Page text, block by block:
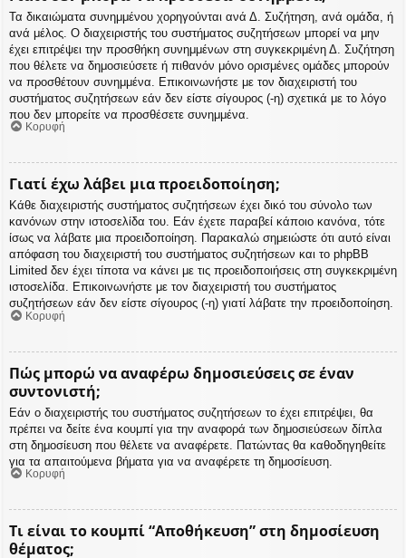
Τα δικαιώματα συνημμένου χορηγούνται ανά Δ. Συζήτηση, ανά ομάδα, ή
ανά μέλος. Ο διαχειριστής του συστήματος συζητήσεων μπορεί να μην
έχει επιτρέψει την προσθήκη συνημμένων στη συγκεκριμένη Δ. Συζήτηση
που θέλετε να δημοσιεύσετε ή πιθανόν μόνο ορισμένες ομάδες μπορούν
να προσθέτουν συνημμένα. Επικοινωνήστε με τον διαχειριστή του
συστήματος συζητήσεων εάν δεν είστε σίγουρος (-η) σχετικά με το λόγο
που δεν μπορείτε να προσθέσετε συνημμένα.
Κορυφή
Γιατί έχω λάβει μια προειδοποίηση;
Κάθε διαχειριστής συστήματος συζητήσεων έχει δικό του σύνολο των
κανόνων στην ιστοσελίδα του. Εάν έχετε παραβεί κάποιο κανόνα, τότε
ίσως να λάβατε μια προειδοποίηση. Παρακαλώ σημειώστε ότι αυτό είναι
απόφαση του διαχειριστή του συστήματος συζητήσεων και το phpBB
Limited δεν έχει τίποτα να κάνει με τις προειδοποιήσεις στη συγκεκριμένη
ιστοσελίδα. Επικοινωνήστε με τον διαχειριστή του συστήματος
συζητήσεων εάν δεν είστε σίγουρος (-η) γιατί λάβατε την προειδοποίηση.
Κορυφή
Πώς μπορώ να αναφέρω δημοσιεύσεις σε έναν
συντονιστή;
Εάν ο διαχειριστής του συστήματος συζητήσεων το έχει επιτρέψει, θα
πρέπει να δείτε ένα κουμπί για την αναφορά των δημοσιεύσεων δίπλα
στη δημοσίευση που θέλετε να αναφέρετε. Πατώντας θα καθοδηγηθείτε
για τα απαιτούμενα βήματα για να αναφέρετε τη δημοσίευση.
Κορυφή
Τι είναι το κουμπί “Αποθήκευση” στη δημοσίευση
θέματος;